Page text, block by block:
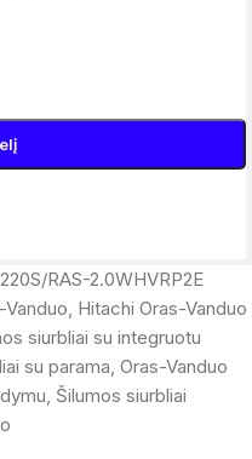
RAS-2.0WHVRP2E
Hitachi Oras-Vanduo
siurbliai su integruotu
su parama Oras-Vanduo
Šilumos siurbliai